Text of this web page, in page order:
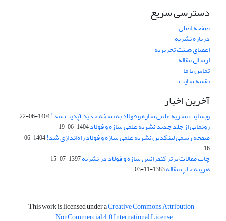
دسترسی سریع
صفحه اصلی
درباره نشریه
اعضای هیئت تحریریه
ارسال مقاله
تماس با ما
نقشه سایت
آخرین اخبار
وبسایت نشریه علمی سازه و فولاد به نسخه جدید آپدیت شد!1404-06-22
رونمایی از جلد جدید نشریه علمی سازه و فولاد1404-06-19
صفحه رسمی لینکدین نشریه علمی سازه و فولاد راه‌اندازی شد!
1404-06-
16
چاپ مقالات برتر کنفرانس سازه و فولاد در نشریه1397-07-15
هزینه چاپ مقاله1383-11-03
This work is licensed under aCreative Commons Attribution-
NonCommercial 4.0 International License
.